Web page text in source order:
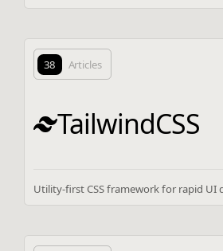
38 Articles
TailwindCSS
Utility-first CSS framework for rapid UI